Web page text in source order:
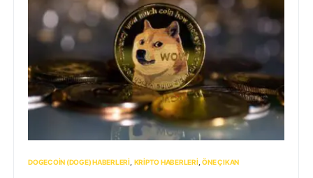
DOGECOIN (DOGE) HABERLERI KRIPTO HABERLERI ÖNE ÇIKAN